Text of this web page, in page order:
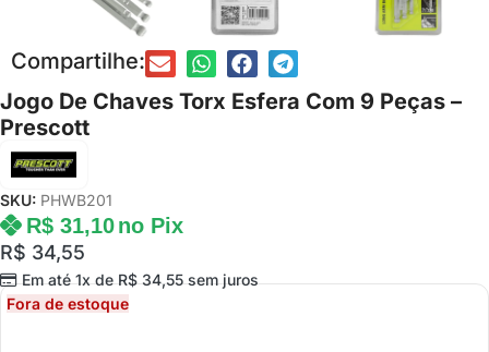
Compartilhe:
Jogo De Chaves Torx Esfera Com 9 Peças –
Prescott
SKU: PHWB201
R$ 34,55
Em até 1x deR$34,55sem juros
R$31,10 no Pix
Fora de estoque